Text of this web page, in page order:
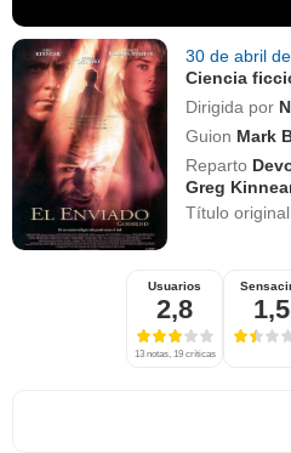
30 de abril
Ciencia
Dirigida por
Guion Mark
Reparto
Greg
Título
Usuarios
2,8
13 notas, 19 críticas
1,5